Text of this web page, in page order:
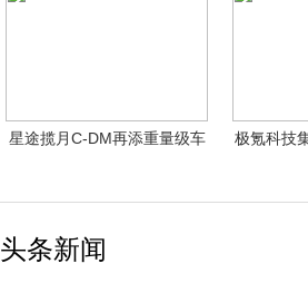
星途揽月C-DM再添重量级车
极氪科技
头条新闻